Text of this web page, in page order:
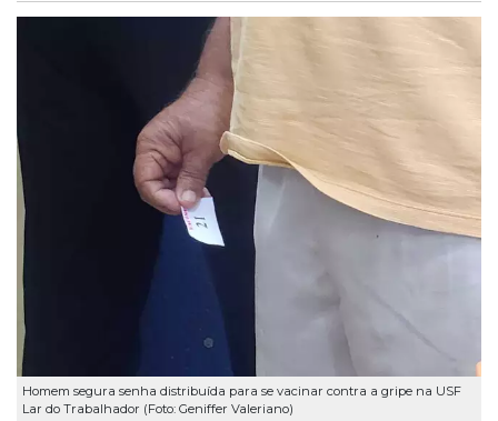
Homem segura senha distribuída para se vacinar contra a gripe na USF
Lar do Trabalhador (Foto: Geniffer Valeriano)